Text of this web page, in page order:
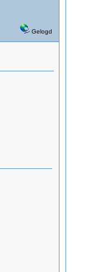
Gelogd